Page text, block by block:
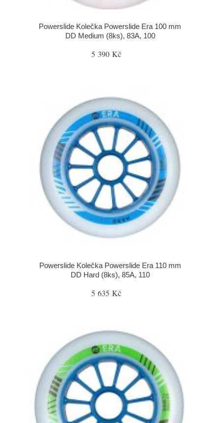
Powerslide Kolečka Powerslide Era 100 mm
DD Medium (8ks), 83A, 100
5 390 Kč
Powerslide Kolečka Powerslide Era 110 mm
DD Hard (8ks), 85A, 110
5 635 Kč